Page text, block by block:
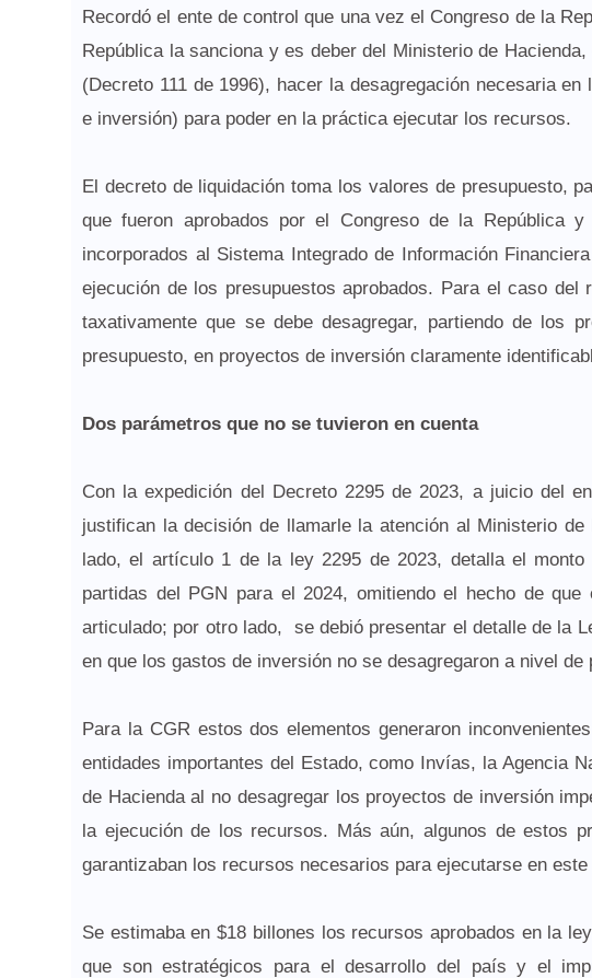
Recordó el ente de control que una vez el Congreso de la
República la sanciona y es deber del Ministerio de
(Decreto 111 de 1996), hacer la desagregación necesaria
e inversión) para poder en la práctica ejecutar los recursos.
El decreto de liquidación toma los valores de presupuesto,
que fueron aprobados por el Congreso de la República
incorporados al Sistema Integrado de Información
ejecución de los presupuestos aprobados. Para el caso
taxativamente que se debe desagregar, partiendo de los
presupuesto, en proyectos de inversión claramente
Dos parámetros que no se tuvieron en cuenta
Con la expedición del Decreto 2295 de 2023, a juicio del
justifican la decisión de llamarle la atención al Ministerio
lado, el artículo 1 de la ley 2295 de 2023, detalla el
partidas del PGN para el 2024, omitiendo el hecho de
articulado; por otro lado, se debió presentar el detalle de la
en que los gastos de inversión no se desagregaron a nivel de
Para la CGR estos dos elementos generaron
entidades importantes del Estado, como Invías, la Agencia
de Hacienda al no desagregar los proyectos de inversión
la ejecución de los recursos. Más aún, algunos de estos
garantizaban los recursos necesarios para ejecutarse en este
Se estimaba en $18 billones los recursos aprobados en la
que son estratégicos para el desarrollo del país y el